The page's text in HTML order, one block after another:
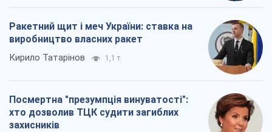
Ракетний щит і меч України: ставка на
виробництво власних ракет
Кирило Татарінов 1,1 т.
Посмертна "презумпція винуватості":
хто дозволив ТЦК судити загиблих
захисників